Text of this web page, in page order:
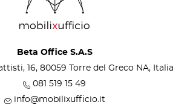
Beta Office S.A.S
16, 80059 Torre del Greco NA, Italia
081 519 15 49
info@mobilixufficio.it